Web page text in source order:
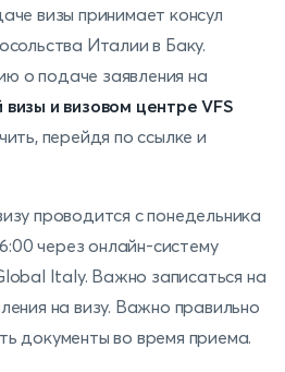
визы принимает консул
Италии в Баку.
о подаче заявления на
и визовом центре VFS
перейдя по ссылке и
проводится с понедельника
через онлайн-систему
Italy. Важно записаться на
на визу. Важно правильно
документы во время приема.